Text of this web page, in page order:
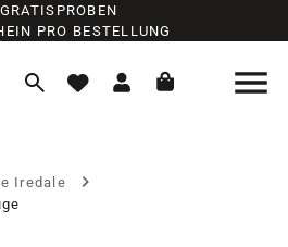
PRO BESTELLUNG
Iredale